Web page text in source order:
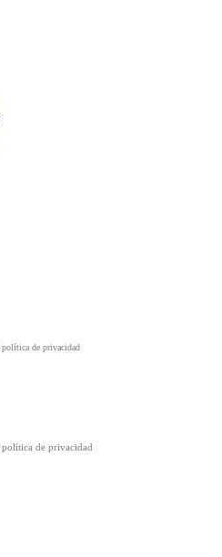
política de privacidad
política de privacidad